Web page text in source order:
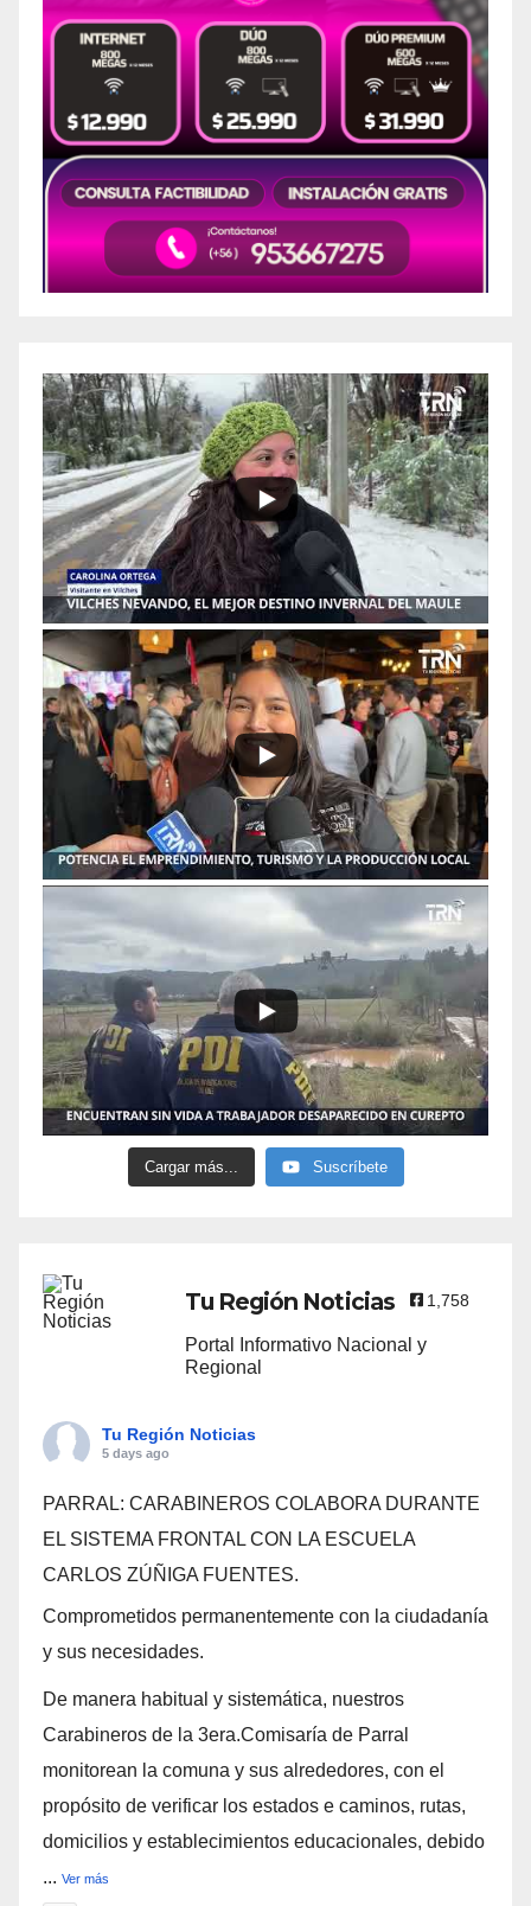
Cargar más... Suscríbete
Tu Región Noticias 1,758
Portal Informativo Nacional y
Regional
Tu Región Noticias
5 days ago
PARRAL: CARABINEROS COLABORA DURANTE
EL SISTEMA FRONTAL CON LA ESCUELA
CARLOS ZÚÑIGA FUENTES.
Comprometidos permanentemente con la ciudadanía
y sus necesidades.
De manera habitual y sistemática, nuestros
Carabineros de la 3era.Comisaría de Parral
monitorean la comuna y sus alrededores, con el
propósito de verificar los estados e caminos, rutas,
domicilios y establecimientos educacionales, debido
... Ver más